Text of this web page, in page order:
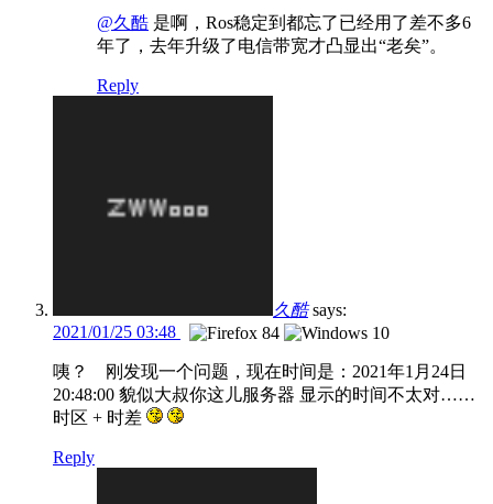
@久酷 是啊，Ros稳定到都忘了已经用了差不多6
年了，去年升级了电信带宽才凸显出“老矣”。
Reply
久酷 says:
2021/01/25 03:48
咦？ 刚发现一个问题，现在时间是：2021年1月24日
20:48:00 貌似大叔你这儿服务器 显示的时间不太对……
时区 + 时差
Reply